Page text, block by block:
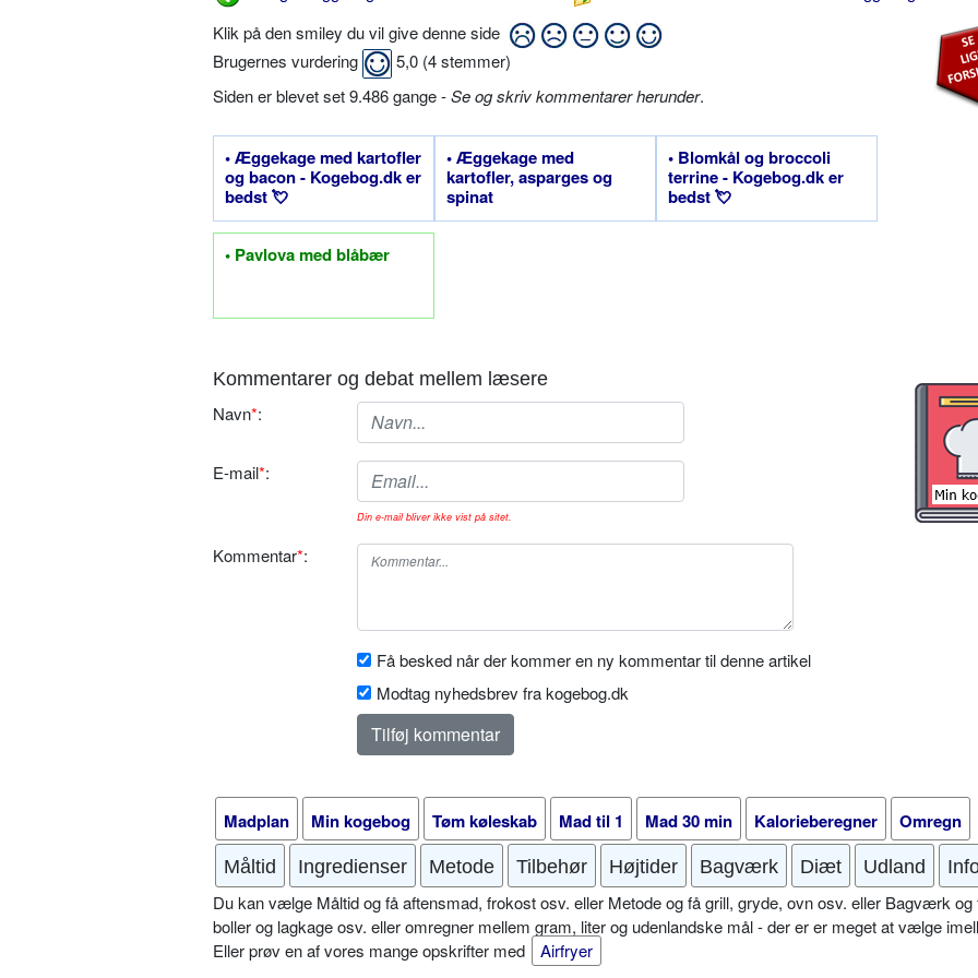
Klik på den smiley du vil give denne side
Brugernes vurdering
5,0 (4stemmer)
Siden er blevet set 9.486 gange -Se og skriv kommentarer herunder.
• Æggekage med kartofler
og bacon - Kogebog.dk er
bedst 💘
• Æggekage med
kartofler, asparges og
spinat
• Blomkål og broccoli
terrine - Kogebog.dk er
bedst 💘
• Pavlova med blåbær
Kommentarer og debat mellem læsere
Navn*:
E-mail*:
Din e-mail bliver ikke vist på sitet.
Kommentar*:
Få besked når der kommer en ny kommentar til denne artikel
Modtag nyhedsbrev fra kogebog.dk
Madplan Min kogebog Tøm køleskab Mad til 1 Mad 30 min Kalorieberegner Omregn
Måltid Ingredienser Metode Tilbehør Højtider Bagværk Diæt Udland
Du kan vælge Måltid og få aftensmad, frokost osv. eller Metode og få grill, gryde, ovn osv. eller Bagværk og
boller og lagkage osv. eller omregner mellem gram, liter og udenlandske mål - der er er meget at vælge
Eller prøv en af vores mange opskrifter med
Airfryer